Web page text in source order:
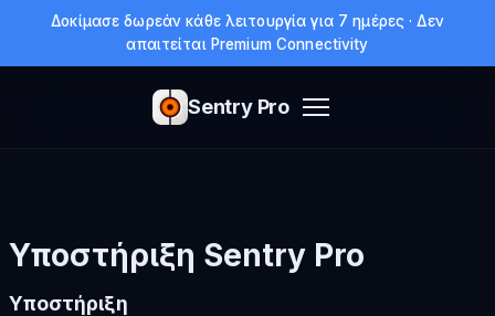
Δοκίμασε δωρεάν κάθε λειτουργία για 7 ημέρες · Δεν
απαιτείται Premium Connectivity
Sentry Pro
Υποστήριξη Sentry Pro
Υποστήριξη